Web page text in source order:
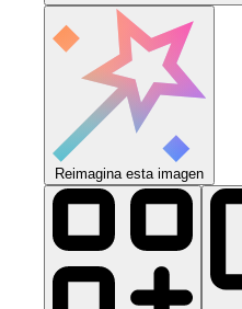
Reimagina esta imagen